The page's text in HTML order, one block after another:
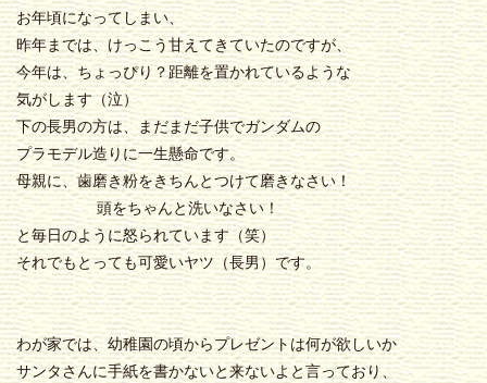
お年頃になってしまい、
昨年までは、けっこう甘えてきていたのですが、
今年は、ちょっぴり？距離を置かれているような
気がします（泣）
下の長男の方は、まだまだ子供でガンダムの
プラモデル造りに一生懸命です。
母親に、歯磨き粉をきちんとつけて磨きなさい！
頭をちゃんと洗いなさい！
と毎日のように怒られています（笑）
それでもとっても可愛いヤツ（長男）です。
わが家では、幼稚園の頃からプレゼントは何が欲しいか
サンタさんに手紙を書かないと来ないよと言っており、